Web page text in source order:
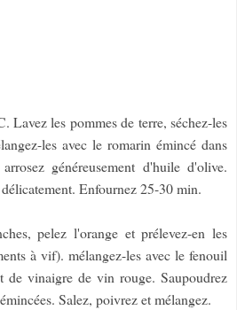
Lavez les pommes de terre, séchez-les
les avec le romarin émincé dans
généreusement d'huile d'olive.
Enfournez 25-30 min.
pelez l'orange et prélevez-en les
à vif). mélangez-les avec le fenouil
de vinaigre de vin rouge. Saupoudrez
Salez, poivrez et mélangez.